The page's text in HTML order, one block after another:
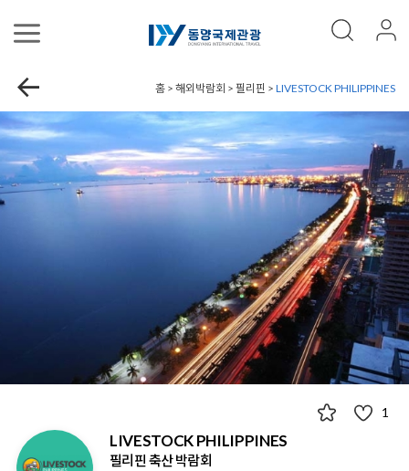
홈 > 해외박람회 > 필리핀 > LIVESTOCK PHILIPPINES
1
LIVESTOCK PHILIPPINES
필리핀 축산 박람회